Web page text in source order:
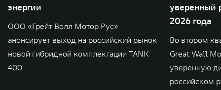
энергии
ООО «Грейт Волл Мотор Рус»
анонсирует выход на российский рынок
новой гибридной комплектации TANK
400
уверенный
2026 года
Во втором
Great Wall
уверенную
российском